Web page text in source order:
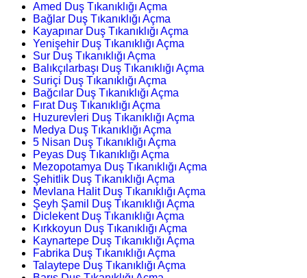
Amed Duş Tıkanıklığı Açma
Bağlar Duş Tıkanıklığı Açma
Kayapınar Duş Tıkanıklığı Açma
Yenişehir Duş Tıkanıklığı Açma
Sur Duş Tıkanıklığı Açma
Balıkçılarbaşı Duş Tıkanıklığı Açma
Suriçi Duş Tıkanıklığı Açma
Bağcılar Duş Tıkanıklığı Açma
Fırat Duş Tıkanıklığı Açma
Huzurevleri Duş Tıkanıklığı Açma
Medya Duş Tıkanıklığı Açma
5 Nisan Duş Tıkanıklığı Açma
Peyas Duş Tıkanıklığı Açma
Mezopotamya Duş Tıkanıklığı Açma
Şehitlik Duş Tıkanıklığı Açma
Mevlana Halit Duş Tıkanıklığı Açma
Şeyh Şamil Duş Tıkanıklığı Açma
Diclekent Duş Tıkanıklığı Açma
Kırkkoyun Duş Tıkanıklığı Açma
Kaynartepe Duş Tıkanıklığı Açma
Fabrika Duş Tıkanıklığı Açma
Talaytepe Duş Tıkanıklığı Açma